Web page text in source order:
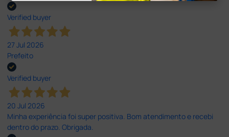
Verified buyer
27 Jul 2026
Prefeito
Verified buyer
20 Jul 2026
Minha experiência foi super positiva. Bom atendimento e recebi
dentro do prazo. Obrigada.